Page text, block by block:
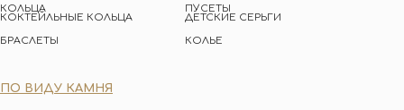
КОЛЬЦА
КОКТЕЙЛЬНЫЕ КОЛЬЦА
ПУСЕТЫ
ДЕТСКИЕ СЕРЬГИ
БРАСЛЕТЫ
КОЛЬЕ
ПО ВИДУ КАМНЯ